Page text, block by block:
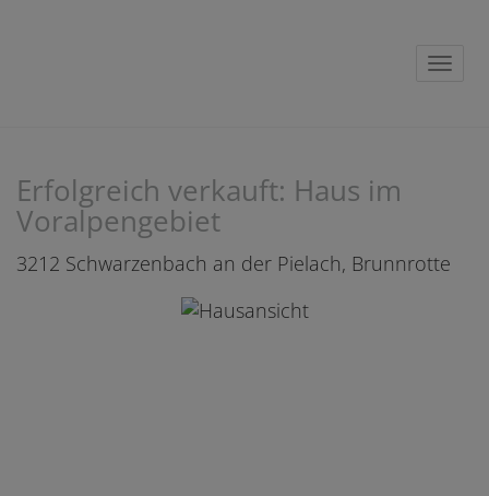
Erfolgreich verkauft: Haus im
Voralpengebiet
3212 Schwarzenbach an der Pielach, Brunnrotte